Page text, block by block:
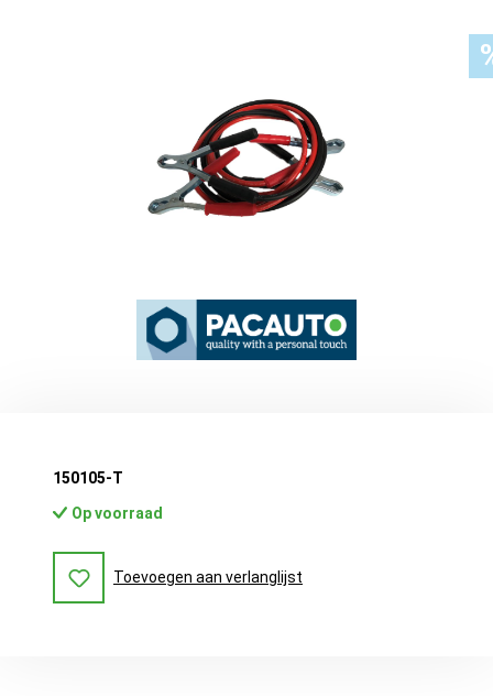
150105-T
Op voorraad
Toevoegen aan verlanglijst